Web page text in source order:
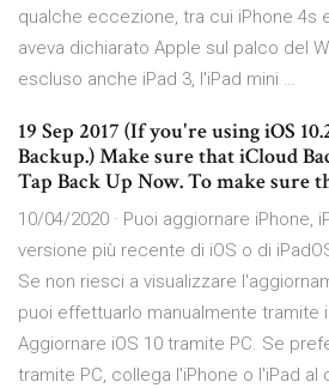
qualche eccezione, tra cui iPhone 4s
aveva dichiarato Apple sul palco del
escluso anche iPad 3, l'iPad mini …
19 Sep 2017 (If you're using iOS
Backup.) Make sure that iCloud
Tap Back Up Now. To make sure
10/04/2020 · Puoi aggiornare iPhone,
versione più recente di iOS o di
Se non riesci a visualizzare
puoi effettuarlo manualmente tramite
Aggiornare iOS 10 tramite PC. Se
tramite PC, collega l'iPhone o l'iPad al